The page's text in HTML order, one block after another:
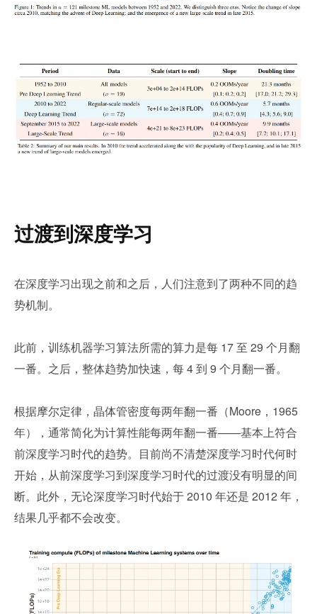
过渡到深度学习
在深度学习出现之前和之后，人们注意到了两种不同的趋
势机制。
此前，训练机器学习算法所需的算力是每 17 至 29 个月翻
一番。之后，整体趋势加快速，每 4 到 9 个月翻一番。
根据摩尔定律，晶体管密度每两年翻一番（Moore，1965
年），通常简化为计算性能每两年翻一番——基本上符合
前深度学习时代的趋势。目前尚不清楚深度学习时代何时
开始，从前深度学习到深度学习时代的过渡没有明显的间
断。此外，无论深度学习时代始于 2010 年还是 2012 年，
结果几乎都不会改变。